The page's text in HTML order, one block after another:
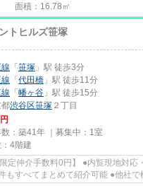
面積：16.78㎡
トヒルズ笹塚
「 笹塚 」駅 徒歩3分
「 代田橋 」駅 徒歩11分
「 幡ヶ谷 」駅 徒歩15分
渋谷区笹塚 ２丁目
：築41年 ｜募集中： 1室
：4階建
定仲介手数料0円】 ●内覧現地対応
もすべてまとめて紹介可能 ●他社で